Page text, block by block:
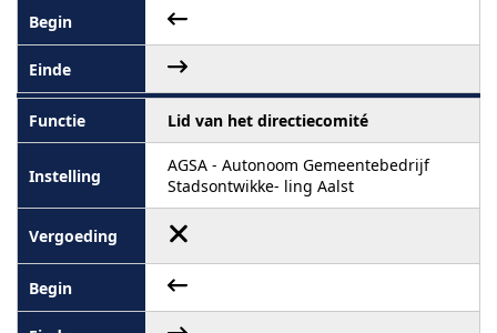
Lid van het directiecomité
AGSA - Autonoom Gemeentebedrijf
Stadsontwikke- ling Aalst